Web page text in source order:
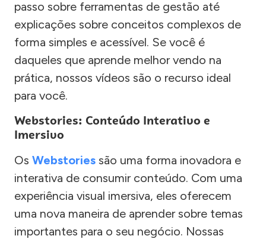
passo sobre ferramentas de gestão até
explicações sobre conceitos complexos de
forma simples e acessível. Se você é
daqueles que aprende melhor vendo na
prática, nossos vídeos são o recurso ideal
para você.
Webstories: Conteúdo Interativo e
Imersivo
Os Webstories são uma forma inovadora e
interativa de consumir conteúdo. Com uma
experiência visual imersiva, eles oferecem
uma nova maneira de aprender sobre temas
importantes para o seu negócio. Nossas